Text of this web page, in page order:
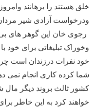
خلق هستند را برهانند
ودرخواست آزادی شیر
رجوی خان این گوهر های بی
وخوراک تبلیغاتی برای خود
خود نفرات درزندان است
شما کرده کاری انجام نمی
کشور ثالث بروند دیگر
خواهند کرد به این خاطر